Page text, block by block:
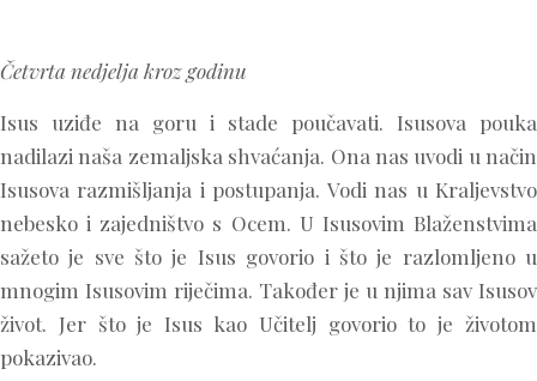
Četvrta nedjelja kroz godinu
Isus uziđe na goru i stade poučavati. Isusova pouka
nadilazi naša zemaljska shvaćanja. Ona nas uvodi u način
Isusova razmišljanja i postupanja. Vodi nas u Kraljevstvo
nebesko i zajedništvo s Ocem. U Isusovim Blaženstvima
sažeto je sve što je Isus govorio i što je razlomljeno u
mnogim Isusovim riječima. Također je u njima sav Isusov
život. Jer što je Isus kao Učitelj govorio to je životom
pokazivao.